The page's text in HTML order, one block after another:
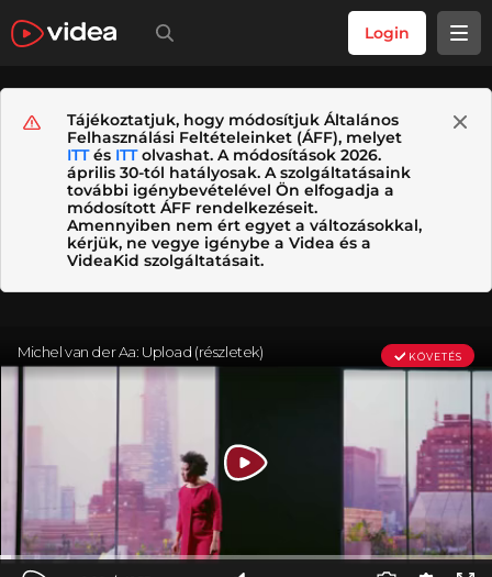
Login
Tájékoztatjuk, hogy módosítjuk Általános
Felhasználási Feltételeinket (ÁFF), melyet
ITTés ITTolvashat. A módosítások 2026.
április 30-tól hatályosak. A szolgáltatásaink
további igénybevételével Ön elfogadja a
módosított ÁFF rendelkezéseit.
Amennyiben nem ért egyet a változásokkal,
kérjük, ne vegye igénybe a Videa és a
VideaKid szolgáltatásait.